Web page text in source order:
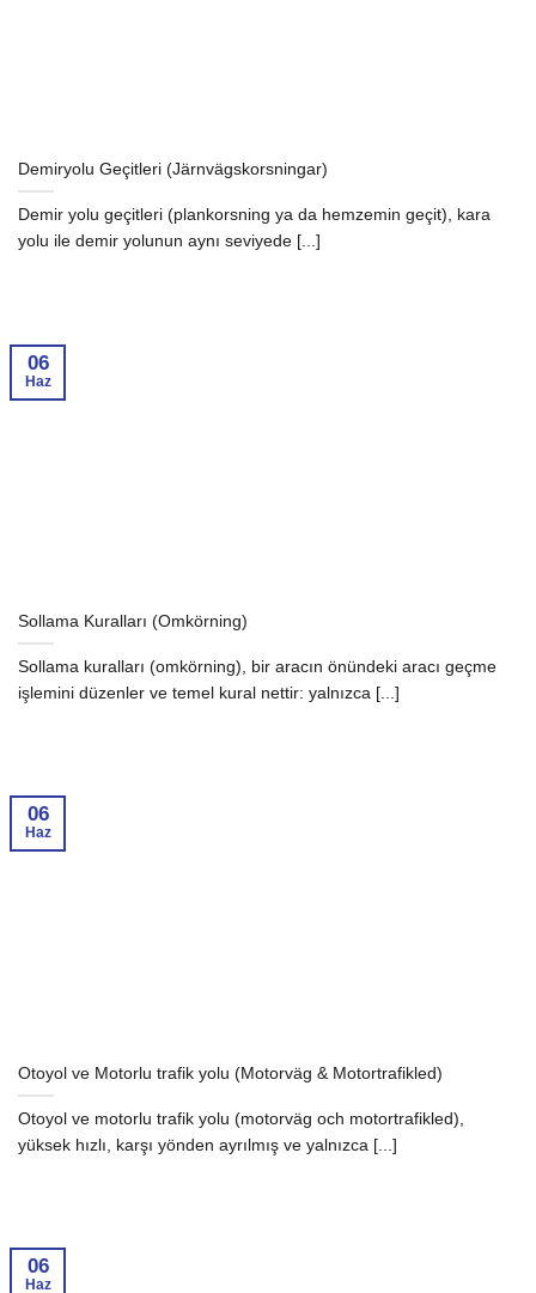
Demiryolu Geçitleri (Järnvägskorsningar)
Demir yolu geçitleri (plankorsning ya da hemzemin geçit), kara
yolu ile demir yolunun aynı seviyede [...]
Sollama Kuralları (Omkörning)
Sollama kuralları (omkörning), bir aracın önündeki aracı geçme
işlemini düzenler ve temel kural nettir: yalnızca [...]
06
Haz
Otoyol ve Motorlu trafik yolu (Motorväg & Motortrafikled)
Otoyol ve motorlu trafik yolu (motorväg och motortrafikled),
yüksek hızlı, karşı yönden ayrılmış ve yalnızca [...]
06
Haz
06
Haz